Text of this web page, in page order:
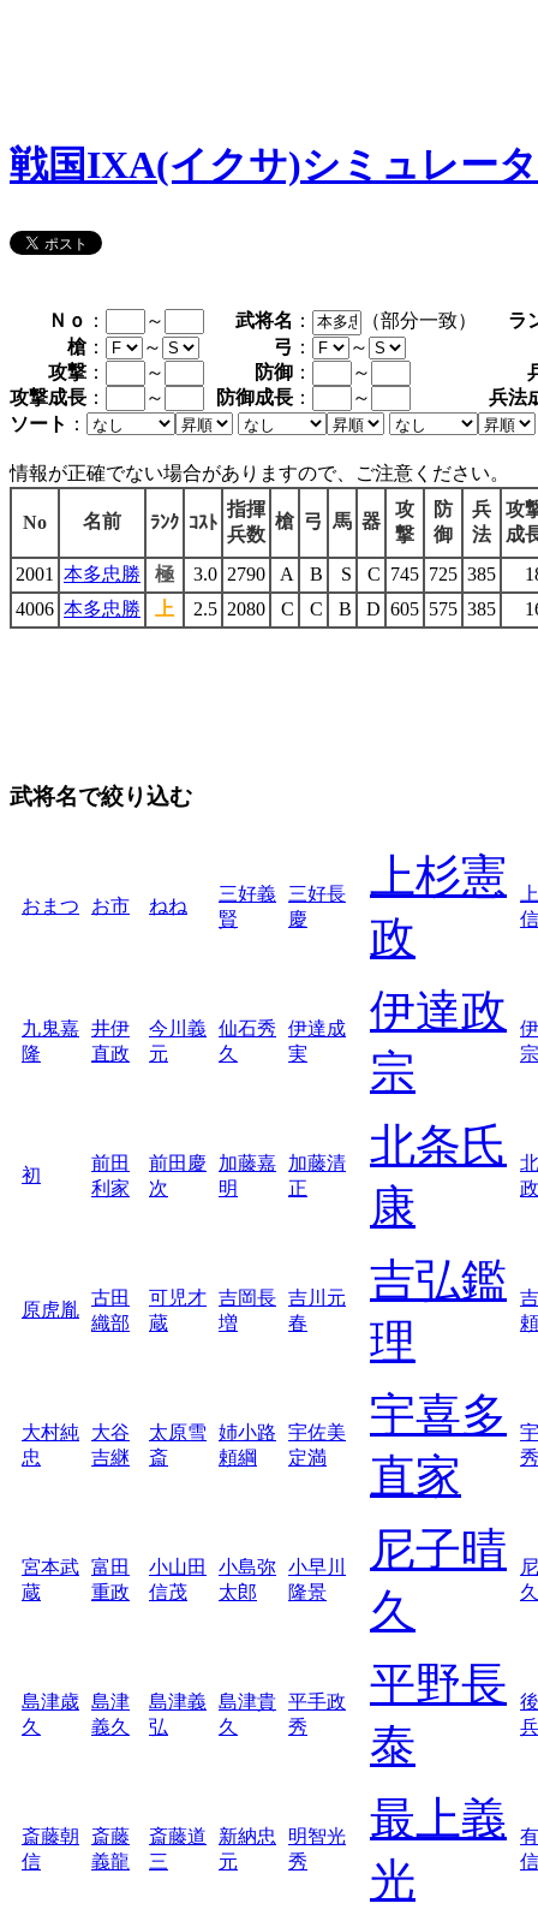
戦国IXA(イクサ)シミュレー
Ｎｏ ： ～ 武将名 ： （部分一致）
ラ
槍 ： ～ 弓 ：
～
攻撃 ： ～ 防御 ： ～
攻撃成長 ： ～ 防御成長 ： ～
兵法
ソート ：
情報が正確でない場合がありますので、ご注意ください。
No 名前 ﾗﾝｸ ｺｽﾄ
指揮
兵数
槍 弓 馬 器
攻
撃
防
御
兵
法
攻
成
2001
本多忠勝 極 3.0 2790 A B S C 745 725 385
4006 本多忠勝 上 2.5 2080 C C B D 605 575 385
武将名で絞り込む
おまつ お市 ねね
三好義
賢
三好長
慶
上杉憲
政
信
九鬼嘉
隆
井伊
直政
今川義
元
仙石秀
久
伊達成
実
伊達政
宗
宗
初
前田
利家
前田慶
次
加藤嘉
明
加藤清
正
北条氏
康
政
原虎胤
古田
織部
可児才
蔵
吉岡長
増
吉川元
春
吉弘鑑
理
頼
大村純
忠
大谷
吉継
太原雪
斎
姉小路
頼綱
宇佐美
定満
宇喜多
直家
宮本武
蔵
富田
重政
小山田
信茂
小島弥
太郎
小早川
隆景
尼子晴
久
久
島津歳
久
島津
義久
島津義
弘
島津貴
久
平手政
秀
平野長
泰
斎藤朝
信
斎藤
義龍
斎藤道
三
新納忠
元
明智光
秀
最上義
光
信